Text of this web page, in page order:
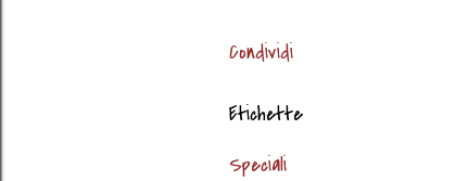
Condividi
Etichette
Speciali